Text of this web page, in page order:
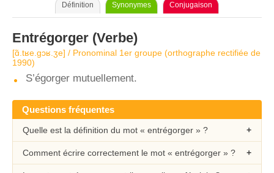
Définition Synonymes Conjugaison
Entrégorger (Verbe)
[ɑ̃.tʁe.ɡɔʁ.ʒe] / Pronominal 1er groupe (orthographe rectifiée de
1990)
S’égorger mutuellement.
Questions fréquentes
Quelle est la définition du mot « entrégorger » ?
Comment écrire correctement le mot « entrégorger » ?